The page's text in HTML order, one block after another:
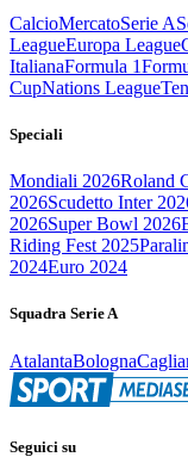
CalcioMercatoSerie A
LeagueEuropa League
ItalianaFormula 1
CupNations League
Speciali
Mondiali 2026Roland
2026Scudetto Inter
2026Super Bowl 2026
Riding Fest 2025
2024Euro 2024
Squadra Serie A
AtalantaBologna
Seguici su